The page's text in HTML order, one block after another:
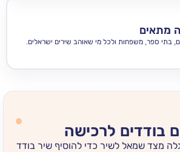
ולכל מי שאוהב שירים ישראלים.
לרכישה
לשיר כדי להוסיף שיר בודד